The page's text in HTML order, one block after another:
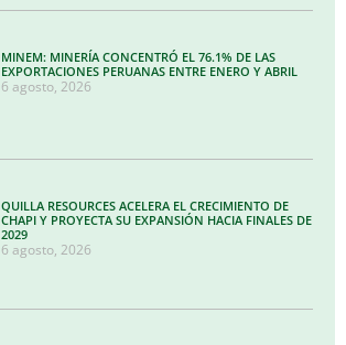
MINEM: MINERÍA CONCENTRÓ EL 76.1% DE LAS
EXPORTACIONES PERUANAS ENTRE ENERO Y ABRIL
6 agosto, 2026
QUILLA RESOURCES ACELERA EL CRECIMIENTO DE
CHAPI Y PROYECTA SU EXPANSIÓN HACIA FINALES DE
2029
6 agosto, 2026